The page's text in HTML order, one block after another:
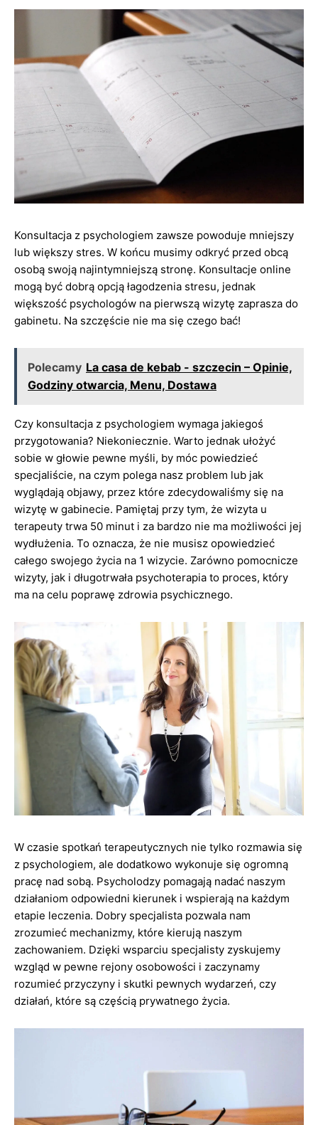
Konsultacja z psychologiem zawsze powoduje mniejszy
lub większy stres. W końcu musimy odkryć przed obcą
osobą swoją najintymniejszą stronę. Konsultacje online
mogą być dobrą opcją łagodzenia stresu, jednak
większość psychologów na pierwszą wizytę zaprasza do
gabinetu. Na szczęście nie ma się czego bać!
Polecamy La casa de kebab - szczecin – Opinie,
Godziny otwarcia, Menu, Dostawa
Czy konsultacja z psychologiem wymaga jakiegoś
przygotowania? Niekoniecznie. Warto jednak ułożyć
sobie w głowie pewne myśli, by móc powiedzieć
specjaliście, na czym polega nasz problem lub jak
wyglądają objawy, przez które zdecydowaliśmy się na
wizytę w gabinecie. Pamiętaj przy tym, że wizyta u
terapeuty trwa 50 minut i za bardzo nie ma możliwości jej
wydłużenia. To oznacza, że nie musisz opowiedzieć
całego swojego życia na 1 wizycie. Zarówno pomocnicze
wizyty, jak i długotrwała psychoterapia to proces, który
ma na celu poprawę zdrowia psychicznego.
W czasie spotkań terapeutycznych nie tylko rozmawia się
z psychologiem, ale dodatkowo wykonuje się ogromną
pracę nad sobą. Psycholodzy pomagają nadać naszym
działaniom odpowiedni kierunek i wspierają na każdym
etapie leczenia. Dobry specjalista pozwala nam
zrozumieć mechanizmy, które kierują naszym
zachowaniem. Dzięki wsparciu specjalisty zyskujemy
wzgląd w pewne rejony osobowości i zaczynamy
rozumieć przyczyny i skutki pewnych wydarzeń, czy
działań, które są częścią prywatnego życia.